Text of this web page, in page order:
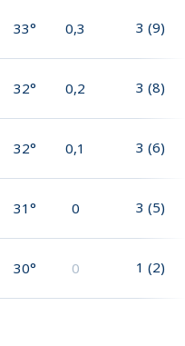
33° 0,3 3 (9)
32° 0,2 3 (8)
32° 0,1 3 (6)
31° 0 3 (5)
30° 0 1 (2)